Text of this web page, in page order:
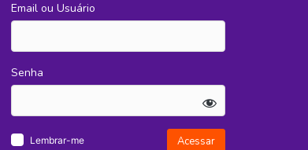
Email ou Usuário
Senha
Lembrar-me